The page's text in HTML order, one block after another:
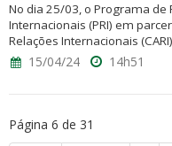
No dia 25/03, o Programa de
Internacionais (PRI) em
Relações Internacionais
15/04/24 14h51
Página 6 de 31